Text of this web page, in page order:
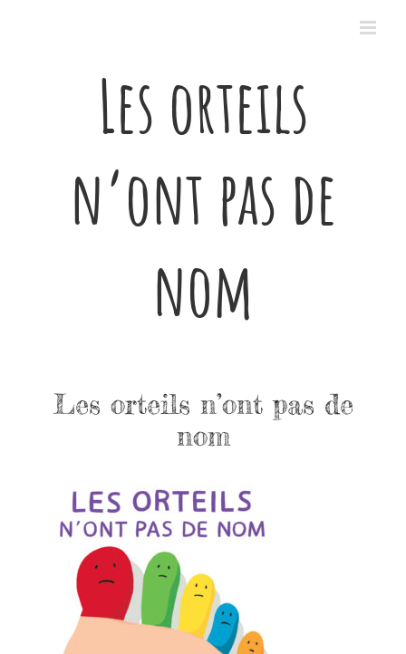
Les orteils
n’ont pas de
nom
Les orteils n’ont pas de
nom